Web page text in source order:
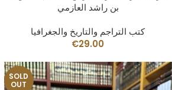
بن راشد العازمي
كتب التراجم والتاريخ والجغرافيا
€29.00
SOLD
OUT